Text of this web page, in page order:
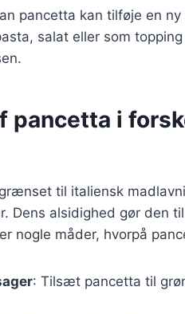
pancetta kan tilføje en
salat eller som
pancetta i
til italiensk
Dens alsidighed gør den
nogle måder, hvorpå
: Tilsæt pancetta til